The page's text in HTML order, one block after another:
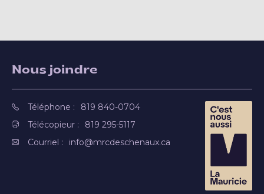
Nous joindre
Téléphone :
819 840-0704
Télécopieur :
819 295-5117
Courriel :
info@mrcdeschenaux.ca